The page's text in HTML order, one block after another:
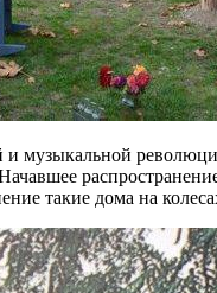
и музыкальной
такие дома на